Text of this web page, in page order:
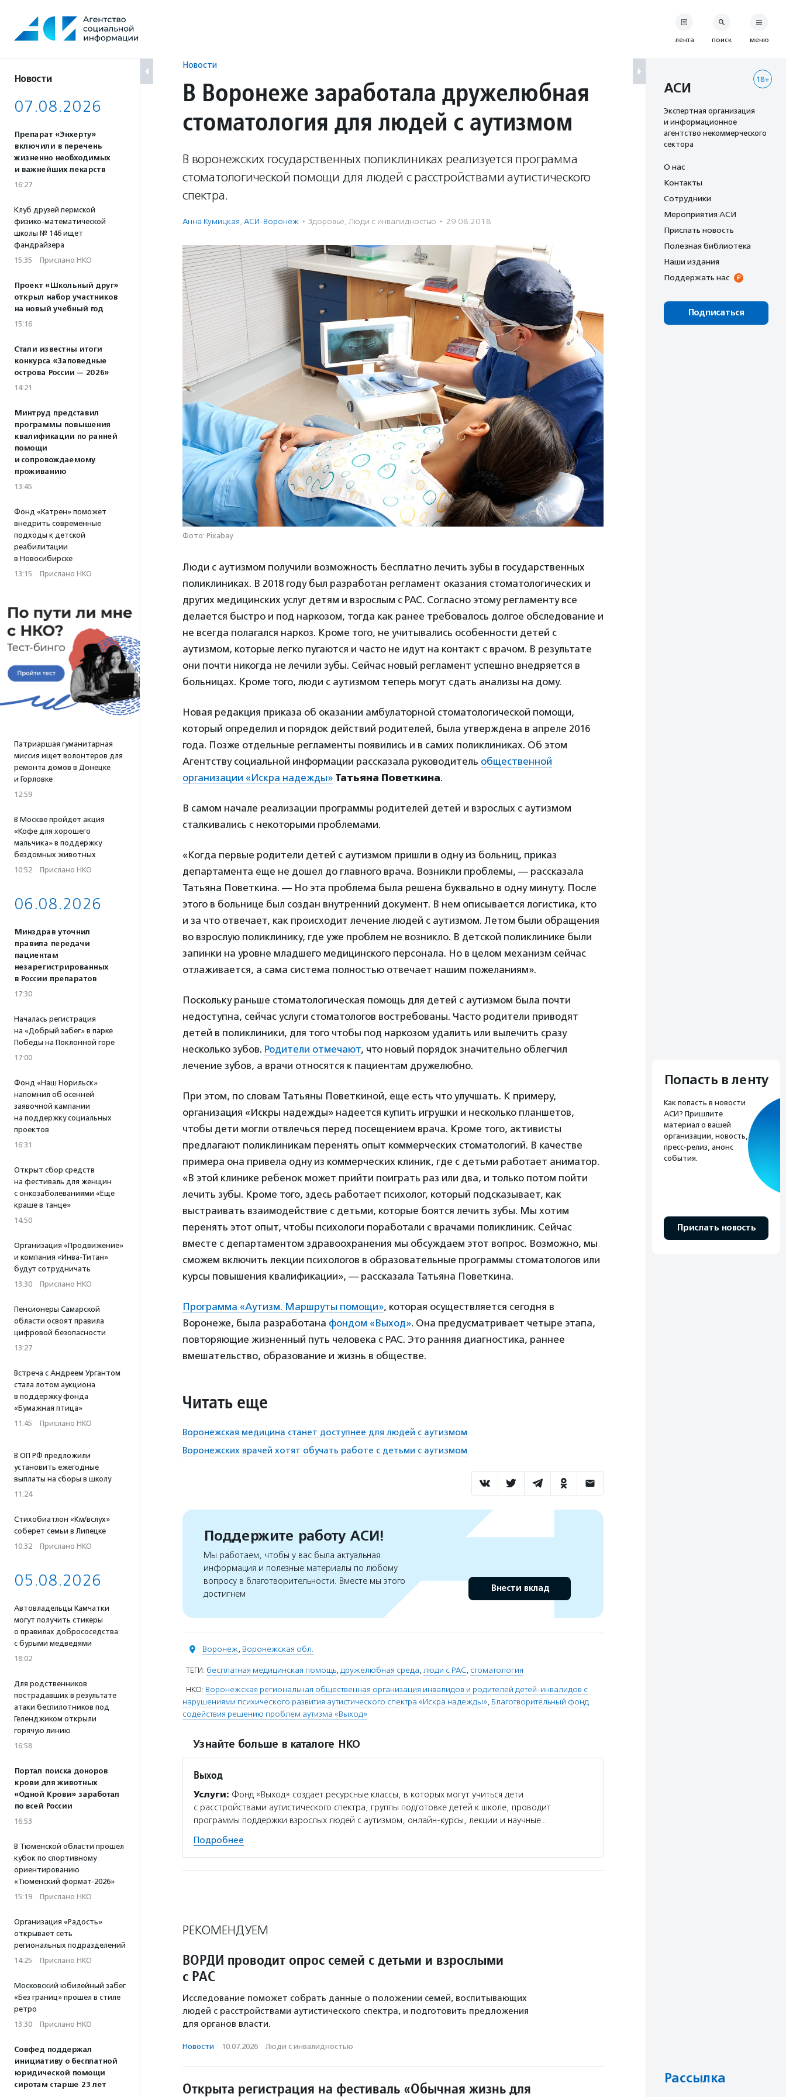
содержанию
Новости
07.08.2026
Препарат «Энхерту»
включили в перечень
жизненно необходимых
и важнейших лекарств
16:27
Клуб друзей пермской
физико-математической
школы № 146 ищет
фандрайзера
15:35 · Прислано НКО
Проект «Школьный друг»
открыл набор участников
на новый учебный год
15:16
Стали известны итоги
конкурса «Заповедные
острова России — 2026»
14:21
Минтруд представил
программы повышения
квалификации по ранней
помощи
и сопровождаемому
проживанию
13:45
Фонд «Катрен» поможет
внедрить современные
подходы к детской
реабилитации
в Новосибирске
13:15 · Прислано НКО
Патриаршая гуманитарная
миссия ищет волонтеров для
ремонта домов в Донецке
и Горловке
12:59
В Москве пройдет акция
«Кофе для хорошего
мальчика» в поддержку
бездомных животных
10:52 · Прислано НКО
06.08.2026
Минздрав уточнил
правила передачи
пациентам
незарегистрированных
в России препаратов
17:30
Началась регистрация
на «Добрый забег» в парке
Победы на Поклонной горе
17:00
Фонд «Наш Норильск»
напомнил об осенней
заявочной кампании
на поддержку социальных
проектов
16:31
Открыт сбор средств
на фестиваль для женщин
с онкозаболеваниями «Еще
краше в танце»
14:50
Организация «Продвижение»
и компания «Инва-Титан»
будут сотрудничать
13:30 · Прислано НКО
Пенсионеры Самарской
области освоят правила
цифровой безопасности
13:27
Встреча с Андреем Ургантом
стала лотом аукциона
в поддержку фонда
«Бумажная птица»
11:45 · Прислано НКО
В ОП РФ предложили
установить ежегодные
выплаты на сборы в школу
11:24
Стихобиатлон «Км/вслух»
соберет семьи в Липецке
10:32 · Прислано НКО
05.08.2026
Автовладельцы Камчатки
могут получить стикеры
о правилах добрососедства
с бурыми медведями
18:02
Для родственников
пострадавших в результате
атаки беспилотников под
Геленджиком открыли
горячую линию
16:58
Портал поиска доноров
крови для животных
«Одной Крови» заработал
по всей России
16:53
В Тюменской области прошел
кубок по спортивному
ориентированию
«Тюменский формат-2026»
15:19 · Прислано НКО
Организация «Радость»
открывает сеть
региональных подразделений
14:25 · Прислано НКО
Московский юбилейный забег
«Без границ» прошел в стиле
ретро
13:30 · Прислано НКО
Совфед поддержал
инициативу о бесплатной
юридической помощи
сиротам старше 23 лет
Новости
В Воронеже заработала дружелюбная
стоматология для людей с аутизмом
В воронежских государственных поликлиниках реализуется программа
стоматологической помощи для людей с расстройствами аутистического
спектра.
Анна Кумицкая, АСИ-Воронеж · Здоровье, Люди с инвалидностью · 29.08.2018
Фото: Pixabay
Люди с аутизмом получили возможность бесплатно лечить зубы в государственных
поликлиниках. В 2018 году был разработан регламент оказания стоматологических и
других медицинских услуг детям и взрослым с РАС. Согласно этому регламенту все
делается быстро и под наркозом, тогда как ранее требовалось долгое обследование и
не всегда полагался наркоз. Кроме того, не учитывались особенности детей с
аутизмом, которые легко пугаются и часто не идут на контакт с врачом. В результате
они почти никогда не лечили зубы. Сейчас новый регламент успешно внедряется в
больницах. Кроме того, люди с аутизмом теперь могут сдать анализы на дому.
Новая редакция приказа об оказании амбулаторной стоматологической помощи,
который определил и порядок действий родителей, была утверждена в апреле 2016
года. Позже отдельные регламенты появились и в самих поликлиниках. Об этом
Агентству социальной информации рассказала руководитель общественной
организации «Искра надежды» Татьяна Поветкина.
В самом начале реализации программы родителей детей и взрослых с аутизмом
сталкивались с некоторыми проблемами.
«Когда первые родители детей с аутизмом пришли в одну из больниц, приказ
департамента еще не дошел до главного врача. Возникли проблемы, — рассказала
Татьяна Поветкина. — Но эта проблема была решена буквально в одну минуту. После
этого в больнице был создан внутренний документ. В нем описывается логистика, кто
и за что отвечает, как происходит лечение людей с аутизмом. Летом были обращения
во взрослую поликлинику, где уже проблем не возникло. В детской поликлинике были
запинки на уровне младшего медицинского персонала. Но в целом механизм сейчас
отлаживается, а сама система полностью отвечает нашим пожеланиям».
Поскольку раньше стоматологическая помощь для детей с аутизмом была почти
недоступна, сейчас услуги стоматологов востребованы. Часто родители приводят
детей в поликлиники, для того чтобы под наркозом удалить или вылечить сразу
несколько зубов. Родители отмечают, что новый порядок значительно облегчил
лечение зубов, а врачи относятся к пациентам дружелюбно.
При этом, по словам Татьяны Поветкиной, еще есть что улучшать. К примеру,
организация «Искры надежды» надеется купить игрушки и несколько планшетов,
чтобы дети могли отвлечься перед посещением врача. Кроме того, активисты
предлагают поликлиникам перенять опыт коммерческих стоматологий. В качестве
примера она привела одну из коммерческих клиник, где с детьми работает аниматор.
«В этой клинике ребенок может прийти поиграть раз или два, и только потом пойти
лечить зубы. Кроме того, здесь работает психолог, который подсказывает, как
выстраивать взаимодействие с детьми, которые боятся лечить зубы. Мы хотим
перенять этот опыт, чтобы психологи поработали с врачами поликлиник. Сейчас
вместе с департаментом здравоохранения мы обсуждаем этот вопрос. Возможно, мы
сможем включить лекции психологов в образовательные программы стоматологов или
курсы повышения квалификации», — рассказала Татьяна Поветкина.
Программа «Аутизм. Маршруты помощи», которая осуществляется сегодня в
Воронеже, была разработана фондом «Выход». Она предусматривает четыре этапа,
повторяющие жизненный путь человека с РАС. Это ранняя диагностика, раннее
вмешательство, образование и жизнь в обществе.
Читать еще
Воронежская медицина станет доступнее для людей с аутизмом
Воронежских врачей хотят обучать работе с детьми с аутизмом
Поддержите работу АСИ!
Мы работаем, чтобы у вас была актуальная
информация и полезные материалы по любому
вопросу в благотворительности. Вместе мы этого
достигнем
Внести вклад
Воронеж, Воронежская обл.
ТЕГИ: бесплатная медицинская помощь, дружелюбная среда, люди с РАС, стоматология
НКО: Воронежская региональная общественная организация инвалидов и родителей детей-инвалидов с
нарушениями психического развития аутистического спектра «Искра надежды», Благотворительный фонд
содействия решению проблем аутизма «Выход»
Узнайте больше в каталоге НКО
Выход
Услуги: Фонд «Выход» создает ресурсные классы, в которых могут учиться дети
с расстройствами аутистического спектра, группы подготовке детей к школе, проводит
программы поддержки взрослых людей с аутизмом, онлайн-курсы, лекции и научные…
Подробнее
РЕКОМЕНДУЕМ
ВОРДИ проводит опрос семей с детьми и взрослыми
с РАС
Исследование поможет собрать данные о положении семей, воспитывающих
людей с расстройствами аутистического спектра, и подготовить предложения
для органов власти.
Новости · 10.07.2026 · Люди с инвалидностью
Открыта регистрация на фестиваль «Обычная жизнь для
лента поиск меню
18+
АСИ
Экспертная организация
и информационное
агентство некоммерческого
сектора
О нас
Контакты
Сотрудники
Мероприятия АСИ
Прислать новость
Полезная библиотека
Наши издания
Поддержать нас
Подписаться
Попасть в ленту
Как попасть в новости
АСИ? Пришлите
материал о вашей
организации, новость,
пресс-релиз, анонс
события.
Прислать новость
Рассылка